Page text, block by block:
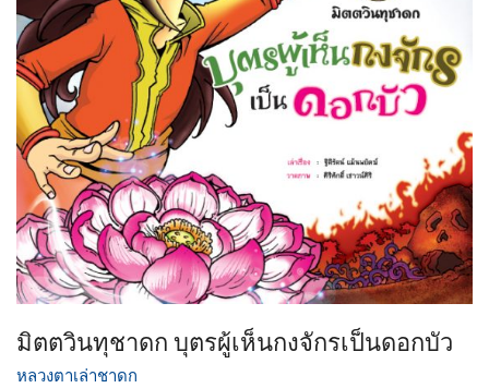
มิตตวินทุชาดก บุตรผู้เห็นกงจักรเป็นดอกบัว
หลวงตาเล่าชาดก